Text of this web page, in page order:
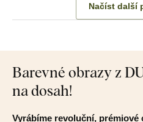
Načíst další
Barevné obrazy z
na dosah!
Vyrábíme revoluční, prémiové